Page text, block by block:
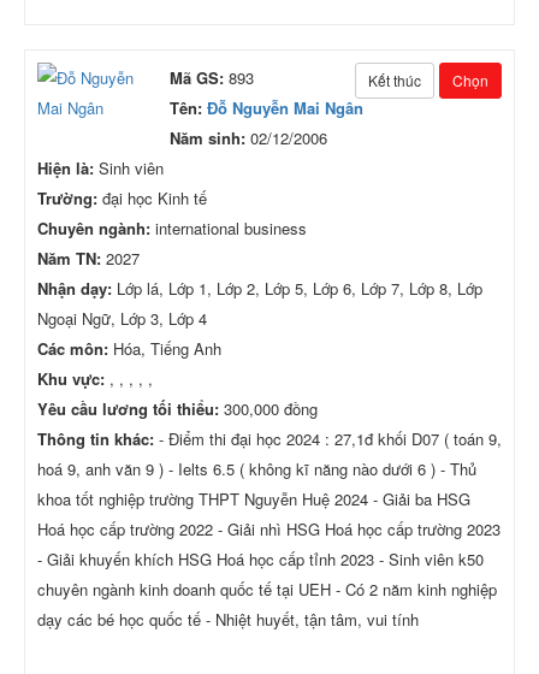
Kết thúc Chọn
Mã GS: 893
Tên: Đỗ Nguyễn Mai Ngân
Năm sinh: 02/12/2006
Hiện là: Sinh viên
Trường: đại học Kinh tế
Chuyên ngành: international business
Năm TN: 2027
Nhận dạy: Lớp lá, Lớp 1, Lớp 2, Lớp 5, Lớp 6, Lớp 7, Lớp 8, Lớp
Ngoại Ngữ, Lớp 3, Lớp 4
Các môn: Hóa, Tiếng Anh
Khu vực: , , , , ,
Yêu cầu lương tối thiểu: 300,000 đồng
Thông tin khác: - Điểm thi đại học 2024 : 27,1đ khối D07 ( toán 9,
hoá 9, anh văn 9 ) - Ielts 6.5 ( không kĩ năng nào dưới 6 ) - Thủ
khoa tốt nghiệp trường THPT Nguyễn Huệ 2024 - Giải ba HSG
Hoá học cấp trường 2022 - Giải nhì HSG Hoá học cấp trường 2023
- Giải khuyến khích HSG Hoá học cấp tỉnh 2023 - Sinh viên k50
chuyên ngành kinh doanh quốc tế tại UEH - Có 2 năm kinh nghiệp
dạy các bé học quốc tế - Nhiệt huyết, tận tâm, vui tính